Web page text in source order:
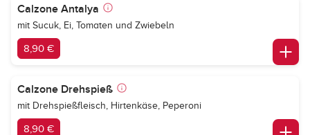
Calzone Antalya
mit Sucuk, Ei, Tomaten und Zwiebeln
8,90 €
Calzone Drehspieß
mit Drehspießfleisch, Hirtenkäse, Peperoni
8,90 €